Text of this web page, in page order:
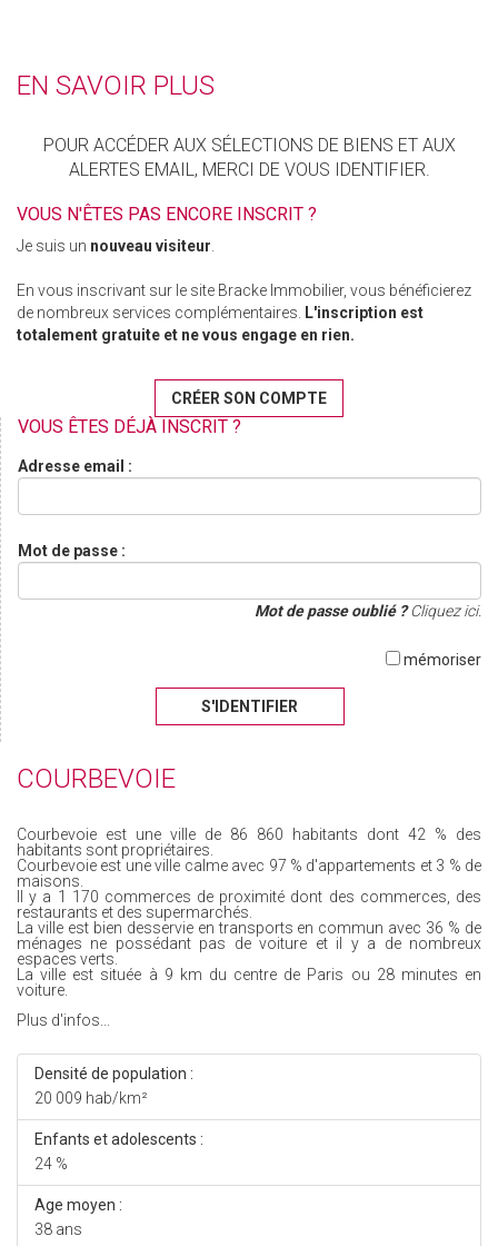
EN SAVOIR PLUS
POUR ACCÉDER AUX SÉLECTIONS DE BIENS ET AUX
ALERTES EMAIL, MERCI DE VOUS IDENTIFIER.
VOUS N'ÊTES PAS ENCORE INSCRIT ?
Je suis un nouveau visiteur
En vous inscrivant sur le site Bracke Immobilier, vous bénéficierez
de nombreux services complémentaires.
L'inscription est
totalement gratuite et ne vous engage en rien.
CRÉER SON COMPTE
VOUS ÊTES DÉJÀ INSCRIT ?
Adresse email :
Mot de passe :
Mot de passe oublié ?Cliquez ici.
mémoriser
S'IDENTIFIER
COURBEVOIE
Courbevoie est une ville de 86 860 habitants dont 42 % des
habitants sont propriétaires.
Courbevoie est une ville calme avec 97 % d'appartements et 3 % de
maisons.
Il y a 1 170 commerces de proximité dont des commerces, des
restaurants et des supermarchés.
La ville est bien desservie en transports en commun avec 36 % de
ménages ne possédant pas de voiture et il y a de nombreux
espaces verts.
La ville est située à 9 km du centre de Paris ou 28 minutes en
voiture.
Plus d'infos...
Densité de population :
20 009 hab/km²
Enfants et adolescents :
24 %
Age moyen :
38 ans